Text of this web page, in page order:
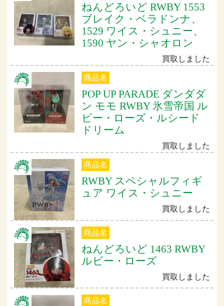
ねんどろいど RWBY 1553
ブレイク・ベラドンナ、
1529 ワイス・シュニー、
1590 ヤン・シャオロン
買取しました
商品名
POP UP PARADE ダンダダ
ン モモ RWBY 氷雪帝国 ル
ビー・ローズ・ルシード
ドリーム
買取しました
商品名
RWBY スペシャルフィギ
ュア ワイス・シュニー
買取しました
商品名
ねんどろいど 1463 RWBY
ルビー・ローズ
買取しました
商品名